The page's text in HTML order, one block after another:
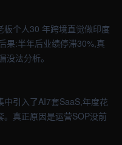
个人30 年跨境直觉做印度
果:半年后业绩停滞30%,真
法分析。
中引入了AI7套SaaS,年度花
真正原因是运营SOP没前